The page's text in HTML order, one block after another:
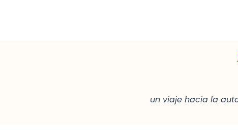
un viaje hacia la